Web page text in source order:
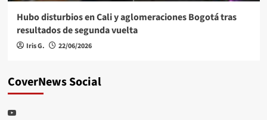
Hubo disturbios en Cali y aglomeraciones Bogotá tras
resultados de segunda vuelta
Iris G. 22/06/2026
CoverNews Social
Youtube